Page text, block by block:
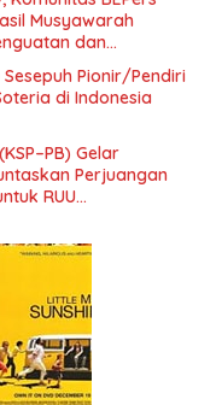
Musyawarah
dan
Riset di seluruh
Pionir/Pendiri
di Indonesia
Gelar
Perjuangan
RUU